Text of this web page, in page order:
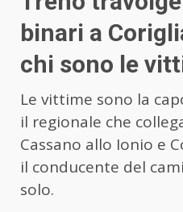
binari a
chi sono le
Le vittime sono la
il regionale che
Cassano allo Ionio e
il conducente del
solo.